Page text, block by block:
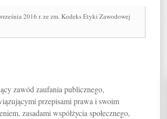
2016 r. ze zm. Kodeks Etyki Zawodowej
zawód zaufania publicznego,
przepisami prawa i swoim
zasadami współżycia społecznego,